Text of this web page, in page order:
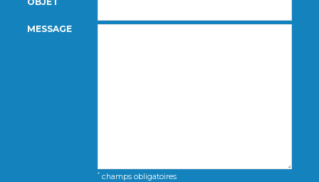
MESSAGE
*champs obligatoires